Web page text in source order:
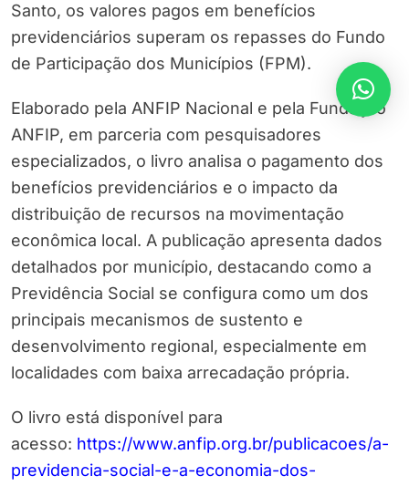
Santo, os valores pagos em benefícios
previdenciários superam os repasses do Fundo
de Participação dos Municípios (FPM).
Elaborado pela ANFIP Nacional e pela Fundação
ANFIP, em parceria com pesquisadores
especializados, o livro analisa o pagamento dos
benefícios previdenciários e o impacto da
distribuição de recursos na movimentação
econômica local. A publicação apresenta dados
detalhados por município, destacando como a
Previdência Social se configura como um dos
principais mecanismos de sustento e
desenvolvimento regional, especialmente em
localidades com baixa arrecadação própria.
O livro está disponível para
acesso: https://www.anfip.org.br/publicacoes/a-
previdencia-social-e-a-economia-dos-